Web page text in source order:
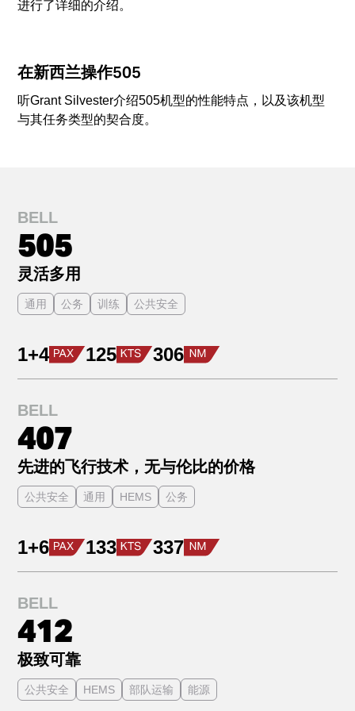
进行了详细的介绍。
在新西兰操作505
听Grant Silvester介绍505机型的性能特点，以及该机型
与其任务类型的契合度。
BELL
505
灵活多用
通用 公务 训练 公共安全
1+4 125 306
BELL
407
先进的飞行技术，无与伦比的价格
公共安全 通用 HEMS 公务
1+6 133 337
BELL
412
极致可靠
公共安全 HEMS 部队运输 能源